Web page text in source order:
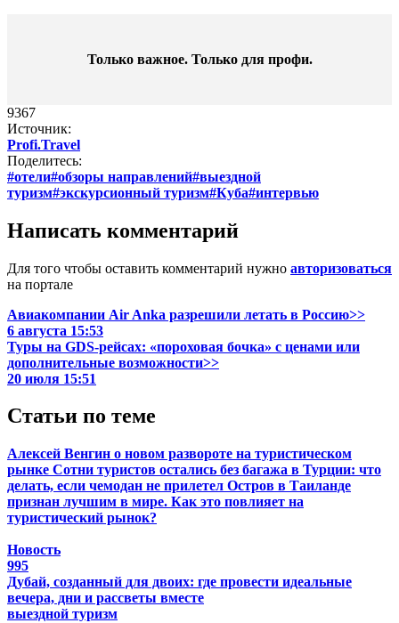
Только важное. Только для профи.​
9367
Источник:
Profi.Travel
Поделитесь:
#отели#обзоры направлений#выездной
туризм#экскурсионный туризм#Куба#интервью
Написать комментарий
Для того чтобы оставить комментарий нужно авторизоваться
на портале
Авиакомпании Air Anka разрешили летать в Россию>>
6 августа 15:53
Туры на GDS-рейсах: «пороховая бочка» с ценами или
дополнительные возможности>>
20 июля 15:51
Статьи по теме
Алексей Венгин о новом развороте на туристическом
рынке Сотни туристов остались без багажа в Турции: что
делать, если чемодан не прилетел Остров в Таиланде
признан лучшим в мире. Как это повлияет на
туристический рынок?
Новость
995
Дубай, созданный для двоих: где провести идеальные
вечера, дни и рассветы вместе
выездной туризм